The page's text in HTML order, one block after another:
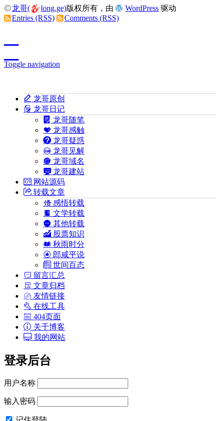
龙哥( long.ge)版权所有，由 WordPress 驱动
Entries (RSS)
Comments (RSS)
Toggle navigation
龙哥原创
龙哥日记
龙哥随笔
龙哥感触
龙哥疑惑
龙哥见解
龙哥域名
龙哥建站
网站源码
转载文章
感悟转载
文学转载
其他转载
股票知识
秋雨时分
郎咸平说
世间百态
留言汇总
文章归档
友情链接
在线工具
404页面
关于博客
我的网站
登录后台
用户名称
输入密码